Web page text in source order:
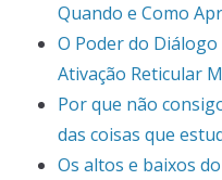
Quando e Como
O Poder do
Ativação Reticular
Por que não
das coisas que
Os altos e baixos